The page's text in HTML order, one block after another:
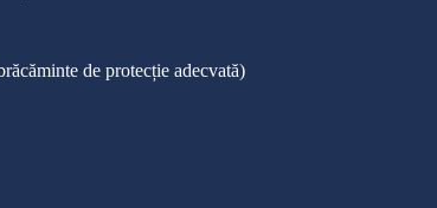
de protecție adecvată)